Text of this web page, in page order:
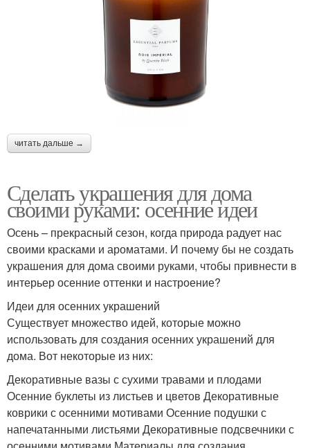
читать дальше →
Сделать украшения для дома
своими руками: осенние идеи
Осень – прекрасный сезон, когда природа радует нас
своими красками и ароматами. И почему бы не создать
украшения для дома своими руками, чтобы привнести в
интерьер осенние оттенки и настроение?
Идеи для осенних украшений
Существует множество идей, которые можно
использовать для создания осенних украшений для
дома. Вот некоторые из них:
Декоративные вазы с сухими травами и плодами
Осенние буклеты из листьев и цветов Декоративные
коврики с осенними мотивами Осенние подушки с
напечатанными листьями Декоративные подсвечники с